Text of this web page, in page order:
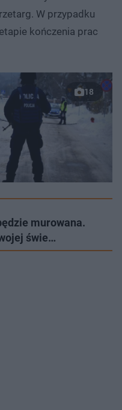
W przypadku
kończenia prac
18
murowana.
świe…